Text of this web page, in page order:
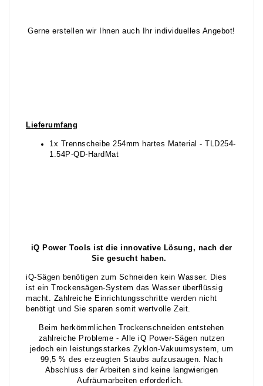
Gerne erstellen wir Ihnen auch Ihr individuelles Angebot!
Lieferumfang
1x Trennscheibe 254mm hartes Material - TLD254-
1.54P-QD-HardMat
iQ Power Tools ist die innovative Lösung, nach der
Sie gesucht haben.
iQ-Sägen benötigen zum Schneiden kein Wasser. Dies
ist ein Trockensägen-System das Wasser überflüssig
macht. Zahlreiche Einrichtungsschritte werden nicht
benötigt und Sie sparen somit wertvolle Zeit.
Beim herkömmlichen Trockenschneiden entstehen
zahlreiche Probleme - Alle iQ Power-Sägen nutzen
jedoch ein leistungsstarkes Zyklon-Vakuumsystem, um
99,5 % des erzeugten Staubs aufzusaugen. Nach
Abschluss der Arbeiten sind keine langwierigen
Aufräumarbeiten erforderlich.